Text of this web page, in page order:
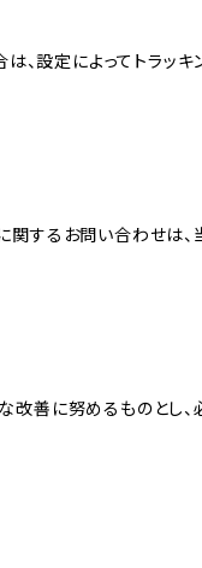
設定によってトラッ
するお問い合わせは
善に努めるものとし、